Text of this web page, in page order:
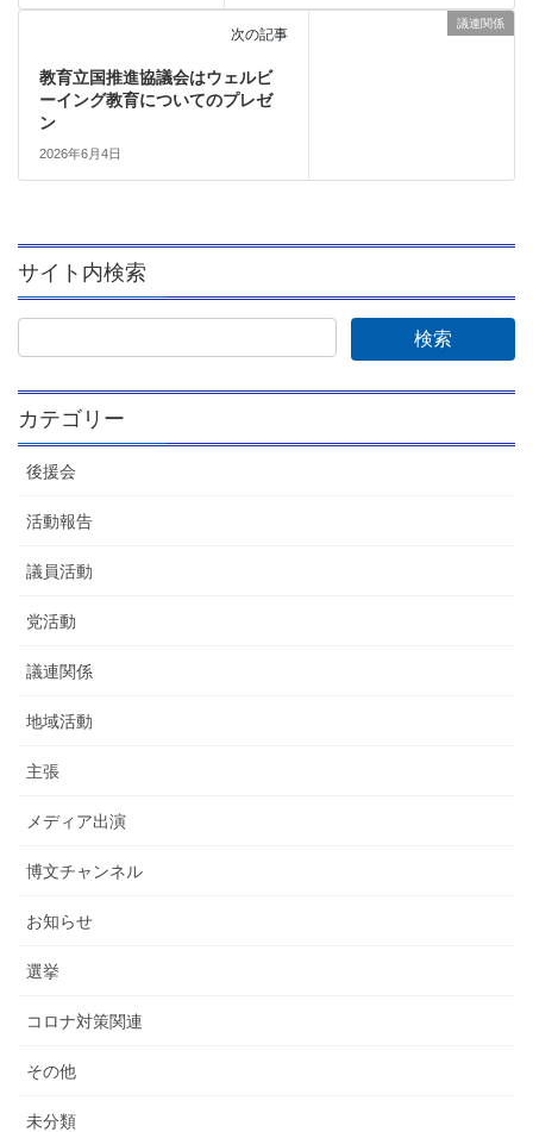
議連関係
次の記事
教育立国推進協議会はウェルビ
ーイング教育についてのプレゼ
ン
2026年6月4日
サイト内検索
カテゴリー
後援会
活動報告
議員活動
党活動
議連関係
地域活動
主張
メディア出演
博文チャンネル
お知らせ
選挙
コロナ対策関連
その他
未分類